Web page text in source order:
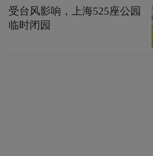
受台风影响，上海525座公园
临时闭园